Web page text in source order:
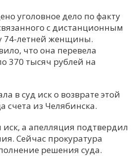
Ч
Я
уголовное дело по факту
с дистанционным
74-летней женщины.
что она перевела
370 тысяч рублей на
в суд иск о возврате этой
счета из Челябинска.
иск, а апелляция подтвердил
Сейчас прокуратура
решения суда.